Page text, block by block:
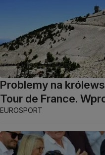
Problemy na
Tour de France.
EUROSPORT